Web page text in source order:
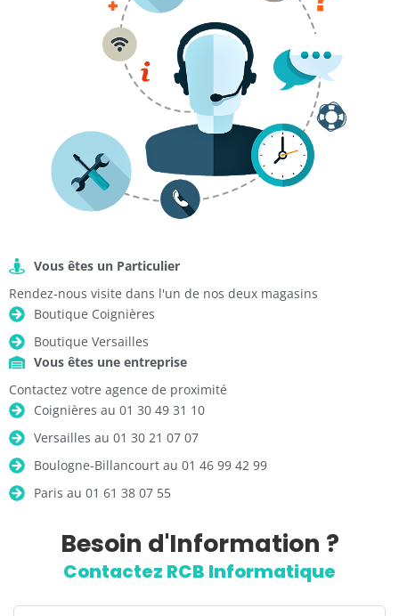
Vous êtes un Particulier
Rendez-nous visite dans l'un de nos deux magasins
Boutique Coignières
Boutique Versailles
Vous êtes une entreprise
Contactez votre agence de proximité
Coignières au 01 30 49 31 10
Versailles au 01 30 21 07 07
Boulogne-Billancourt au 01 46 99 42 99
Paris au 01 61 38 07 55
Besoin d'Information ?
Remplissez le formulaire !